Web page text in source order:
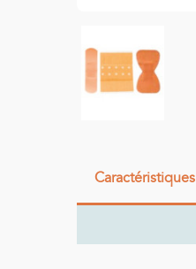
Caractéristiques